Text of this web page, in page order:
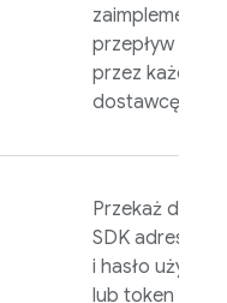
zaimplementuj
przepływ
przez każdego
dostawcę.
Przekaż do
SDK adres e-
i hasło
lub token